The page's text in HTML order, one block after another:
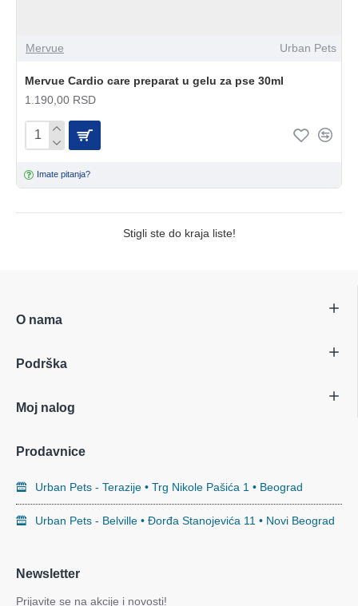
Mervue Urban Pets
Mervue Cardio care preparat u gelu za pse 30ml
1.190,00 RSD
Imate pitanja?
Stigli ste do kraja liste!
O nama
Podrška
Moj nalog
Prodavnice
Urban Pets - Terazije • Trg Nikole Pašića 1 • Beograd
Urban Pets - Belville • Đorđa Stanojevića 11 • Novi Beograd
Newsletter
Prijavite se na akcije i novosti!